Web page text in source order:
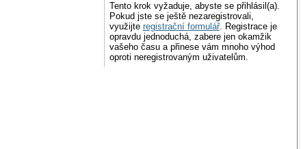
Tento krok vyžaduje, abyste se přihlásil(a).
Pokud jste se ještě nezaregistrovali,
využijte registrační formulář. Registrace je
opravdu jednoduchá, zabere jen okamžik
vašeho času a přinese vám mnoho výhod
oproti neregistrovaným uživatelům.